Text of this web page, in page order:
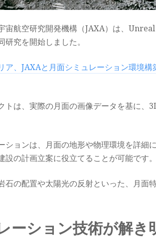
宙航空研究開発機構（JAXA）は、
研究を開始しました。
ア、JAXAと月面シミュレーション環境
トは、実際の月面の画像データを基に、
ションは、月面の地形や物理環境を詳細
設の計画立案に役立てることが可能です。
石の配置や太陽光の反射といった、月面
ーション技術が解き